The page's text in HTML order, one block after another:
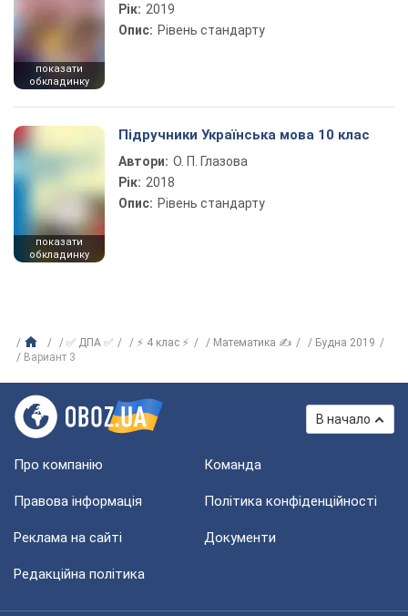
показати
обкладинку
Рік: 2019
Опис: Рівень стандарту
показати
обкладинку
Підручники Українська мова 10 клас
Автори: О. П. Глазова
Рік: 2018
Опис: Рівень стандарту
✅ ДПА ✅ ⚡ 4 клас ⚡ Математика ✍
Будна 2019
Вариант 3
В начало
Про компанію Команда
Правова інформація Політика конфіденційності
Реклама на сайті Документи
Редакційна політика